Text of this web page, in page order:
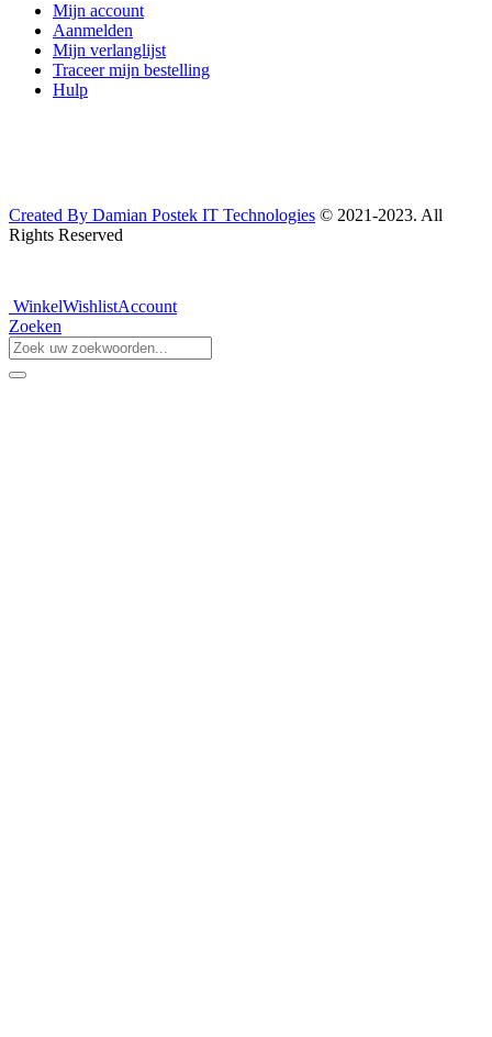
Mijn account
Aanmelden
Mijn verlanglijst
Traceer mijn bestelling
Hulp
Created By Damian Postek IT Technologies © 2021-2023. All
Rights Reserved
WinkelWishlistAccount
Zoeken